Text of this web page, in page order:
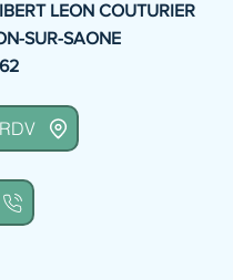
LEON COUTURIER
SUR-SAONE